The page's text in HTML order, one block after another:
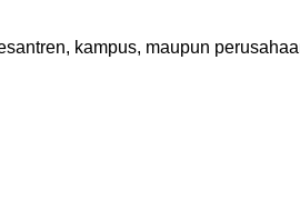
kampus, maupun